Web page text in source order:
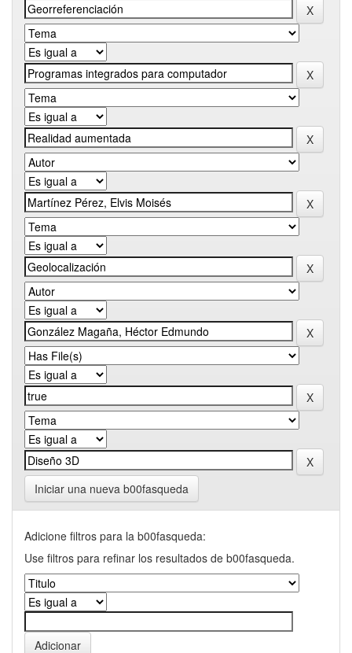
Iniciar una nueva b00fasqueda
Adicione filtros para la b00fasqueda:
Use filtros para refinar los resultados de b00fasqueda.